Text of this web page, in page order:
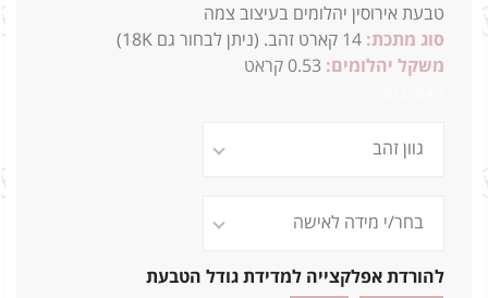
טבעת אירוסין יהלומים בעיצוב צמה
סוג מתכת: 14 קארט זהב. (ניתן לבחור גם 18K)
משקל יהלומים: 0.53 קראט
להורדת אפלקצייה למדידת גודל הטבעת